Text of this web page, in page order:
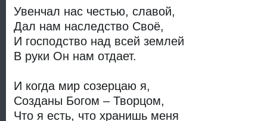
Увенчал нас честью, славой,
Дал нам наследство Своё,
И господство над всей землей
В руки Он нам отдает.
И когда мир созерцаю я,
Созданы Богом – Творцом,
Что я есть, что хранишь меня